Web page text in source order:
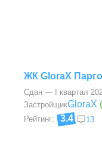
ЖК GloraX
Сдан — I квартал
ЗастройщикGloraX (
Рейтинг: 3.4 13